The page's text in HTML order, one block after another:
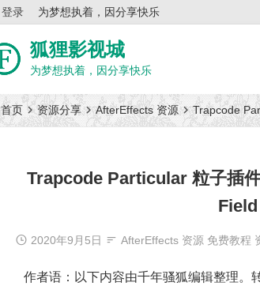
为梦想执着，因分享快乐
登录
狐狸影视城
为梦想执着，因分享快乐
首页 资源分享 AfterEffects 资源 Trapcode
Trapcode Particular 粒子插
Field
2020年9月5日 AfterEffects 资源 免费教程
作者语：以下内容由千年骚狐编辑整理。